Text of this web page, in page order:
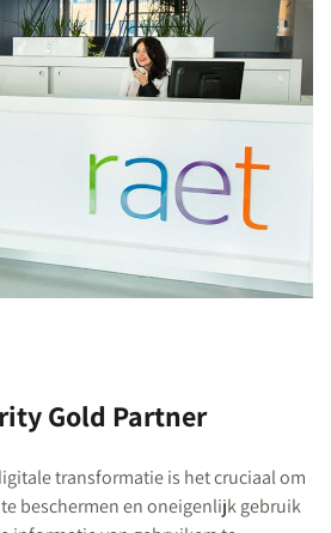
Gold Partner
transformatie is het cruciaal om
beschermen en oneigenlijk gebruik